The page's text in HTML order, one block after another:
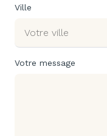
Ville
Votre message